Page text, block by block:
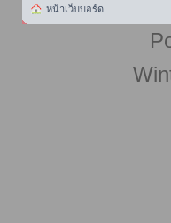
หน้าเว็บบอร์ด